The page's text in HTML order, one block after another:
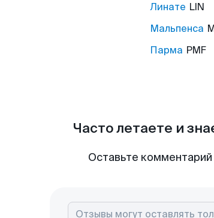
Линате LIN
Мальпенса
Парма PMF
Часто летаете и
Оставьте